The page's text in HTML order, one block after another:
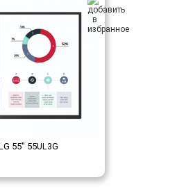
55" 55UL3G